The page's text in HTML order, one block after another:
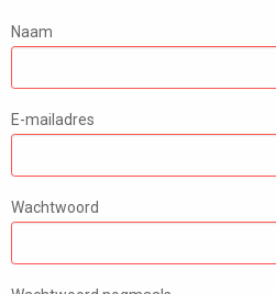
Naam
E-mailadres
Wachtwoord